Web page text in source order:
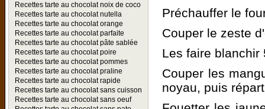
Recettes tarte au chocolat noix de coco
Recettes tarte au chocolat nutella
Recettes tarte au chocolat orange
Recettes tarte au chocolat parfaite
Recettes tarte au chocolat pâte sablée
Recettes tarte au chocolat poire
Recettes tarte au chocolat pommes
Recettes tarte au chocolat praline
Recettes tarte au chocolat rapide
Recettes tarte au chocolat sans cuisson
Recettes tarte au chocolat sans oeuf
Préchauffer le
Couper le zeste
Les faire blanchir
Couper les
noyau, puis